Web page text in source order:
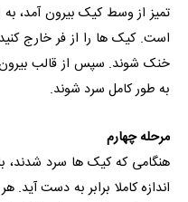
تمیز از وسط کیک بیرون آمد،
است. کیک ها را از فر خارج
خنک شوند. سپس از قالب بیرون
به طور کامل سرد شوند.
مرحله چهارم
هنگامی که کیک ها سرد شدند،
اندازه کاملا برابر به دست